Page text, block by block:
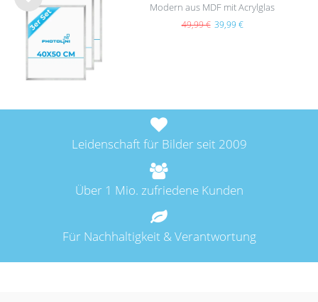
Wu
nsc
hlist
Modern aus MDF mit Acrylglas
49,99 € 39,99 €
Leidenschaft für Bilder seit 2009
Über 1 Mio. zufriedene Kunden
Für Nachhaltigkeit & Verantwortung